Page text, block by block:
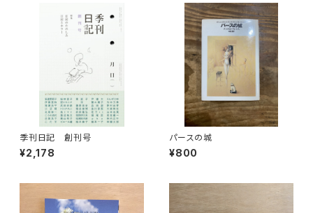
季刊日記 創刊号
¥2,178
パースの城
¥800